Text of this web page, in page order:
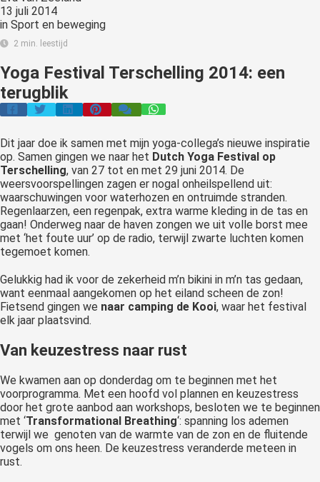
13 juli 2014
in Sport en beweging
2 min. leestijd
Yoga Festival Terschelling 2014: een
terugblik
Dit jaar doe ik samen met mijn yoga-collega’s nieuwe inspiratie
op. Samen gingen we naar het Dutch Yoga Festival op
Terschelling, van 27 tot en met 29 juni 2014. De
weersvoorspellingen zagen er nogal onheilspellend uit:
waarschuwingen voor waterhozen en ontruimde stranden.
Regenlaarzen, een regenpak, extra warme kleding in de tas en
gaan! Onderweg naar de haven zongen we uit volle borst mee
met ‘het foute uur’ op de radio, terwijl zwarte luchten komen
tegemoet komen.
Gelukkig had ik voor de zekerheid m’n bikini in m’n tas gedaan,
want eenmaal aangekomen op het eiland scheen de zon!
Fietsend gingen we naar camping de Kooi, waar het festival
elk jaar plaatsvind.
Van keuzestress naar rust
We kwamen aan op donderdag om te beginnen met het
voorprogramma. Met een hoofd vol plannen en keuzestress
door het grote aanbod aan workshops, besloten we te beginnen
met ‘Transformational Breathing‘: spanning los ademen
terwijl we genoten van de warmte van de zon en de fluitende
vogels om ons heen. De keuzestress veranderde meteen in
rust.